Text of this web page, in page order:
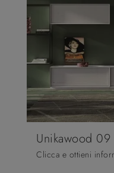
Unikawood 09